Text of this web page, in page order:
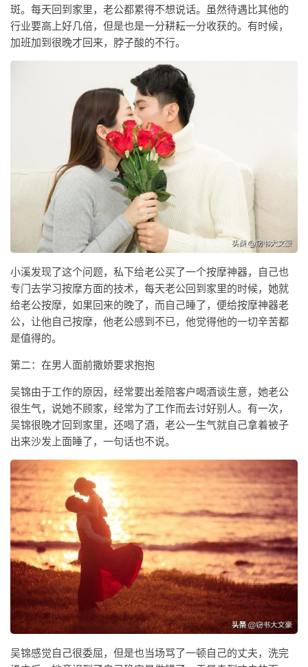
斑。每天回到家里，老公都累得不想说话。虽然待遇比其他的
行业要高上好几倍，但是也是一分耕耘一分收获的。有时候，
加班加到很晚才回来，脖子酸的不行。
小溪发现了这个问题，私下给老公买了一个按摩神器，自己也
专门去学习按摩方面的技术，每天老公回到家里的时候，她就
给老公按摩，如果回来的晚了，而自己睡了，便给按摩神器老
公，让他自己按摩，他老公感到不已，他觉得他的一切辛苦都
是值得的。
第二：在男人面前撒娇要求抱抱
吴锦由于工作的原因，经常要出差陪客户喝酒谈生意，她老公
很生气，说她不顾家，经常为了工作而去讨好别人。有一次，
吴锦很晚才回到家里，还喝了酒，老公一生气就自己拿着被子
出来沙发上面睡了，一句话也不说。
吴锦感觉自己很委屈，但是也当场骂了一顿自己的丈夫，洗完